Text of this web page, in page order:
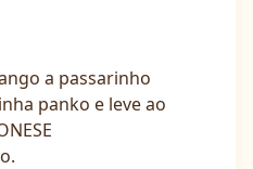
a passarinho
panko e leve ao